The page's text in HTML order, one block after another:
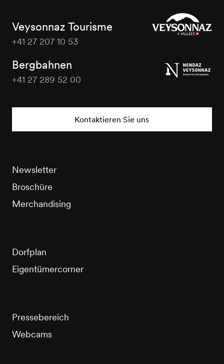
Veysonnaz Tourisme
+41 27 207 10 53
Bergbahnen
+41 27 289 52 00
Kontaktieren Sie uns
Newsletter
Broschüre
Merchandising
Dorfplan
Eigentümercorner
Pressebereich
Webcams